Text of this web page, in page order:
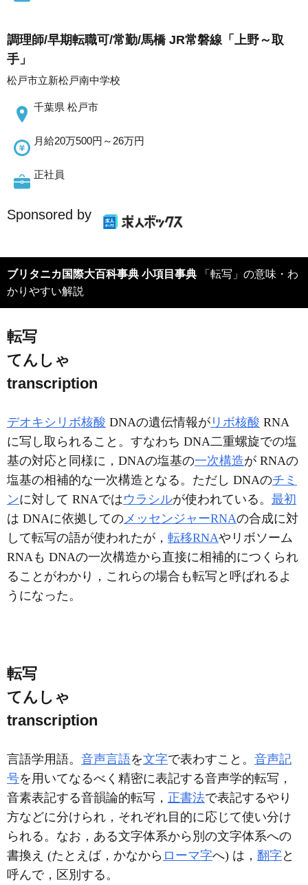
調理師/早期転職可/常勤/馬橋 JR常磐線「上野～取
手」
松戸市立新松戸南中学校
千葉県 松戸市
月給20万500円～26万円
正社員
Sponsored by
ブリタニカ国際大百科事典 小項目事典 「転写」の意味・わ
かりやすい解説
転写
てんしゃ
transcription
デオキシリボ核酸 DNAの遺伝情報が リボ核酸 RNA
に写し取られること。すなわち DNA二重螺旋での塩
基の対応と同様に，DNAの塩基の一次構造が RNAの
塩基の相補的な一次構造となる。ただし DNAのチミ
ンに対して RNAではウラシルが使われている。 最初
は DNAに依拠しての メッセンジャーRNAの合成に対
して転写の語が使われたが， 転移RNAやリボソーム
RNAも DNAの一次構造から直接に相補的につくられ
ることがわかり，これらの場合も転写と呼ばれるよ
うになった。
転写
てんしゃ
transcription
言語学用語。 音声言語を文字で表わすこと。 音声記
号を用いてなるべく精密に表記する音声学的転写，
音素表記する音韻論的転写， 正書法で表記するやり
方などに分けられ，それぞれ目的に応じて使い分け
られる。なお，ある文字体系から別の文字体系への
書換え (たとえば，かなから ローマ字へ) は， 翻字と
呼んで，区別する。